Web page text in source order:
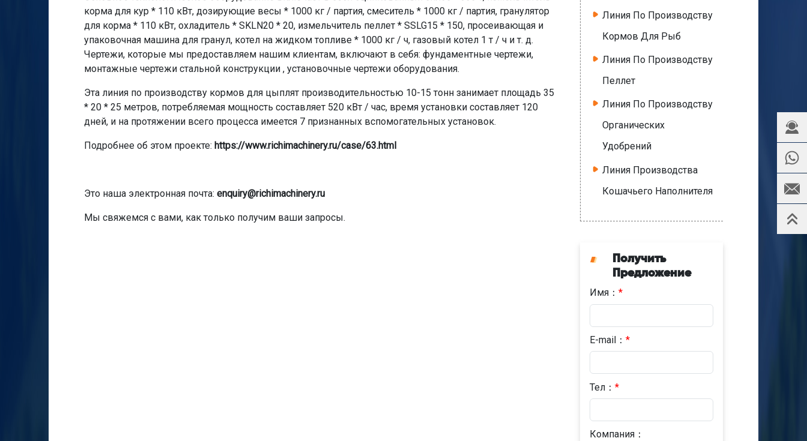
корма для кур * 110 кВт, дозирующие весы * 1000 кг / партия, смеситель * 1000 кг / партия, гранулятор
для корма * 110 кВт, охладитель * SKLN20 * 20, измельчитель пеллет * SSLG15 * 150, просеивающая и
упаковочная машина для гранул, котел на жидком топливе * 1000 кг / ч, газовый котел 1 т / ч и т. д.
Чертежи, которые мы предоставляем нашим клиентам, включают в себя: фундаментные чертежи,
монтажные чертежи стальной конструкции , установочные чертежи оборудования.
Эта линия по производству кормов для цыплят производительностью 10-15 тонн занимает площадь 35
* 20 * 25 метров, потребляемая мощность составляет 520 кВт / час, время установки составляет 120
дней, и на протяжении всего процесса имеется 7 признанных вспомогательных установок.
Подробнее об этом проекте: https://www.richimachinery.ru/case/63.html
Это наша электронная почта: enquiry@richimachinery.ru
Мы свяжемся с вами, как только получим ваши запросы.
Линия По Производству
Кормов Для Рыб
Линия По Производству
Пеллет
Линия По Производству
Органических
Удобрений
Линия Производства
Кошачьего Наполнителя
Получить
Предложение
Имя：*
E-mail：*
Тел：*
Компания：